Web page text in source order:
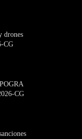
drones
CG
CG